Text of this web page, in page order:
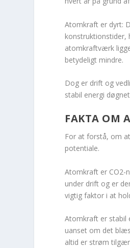
Atomkraft er dyrt:
konstruktionstider,
atomkraftværk
betydeligt mindre.
Dog er drift og
stabil energi
FAKTA OM
For at forstå, om
potentiale.
Atomkraft er CO2-
under drift og er
vigtig faktor i at
Atomkraft er stabil
uanset om det
altid er strøm